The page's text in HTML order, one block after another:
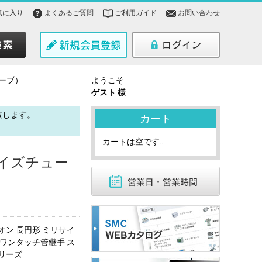
に入り よくあるご質問 ご利用ガイド お問い合わせ
ブ）
ます。
ズチュー
ン 長円形 ミリサイ
ンタッチ管継手 ス
ーズ
ようこそ
ゲスト 様
カート
カートは空です...